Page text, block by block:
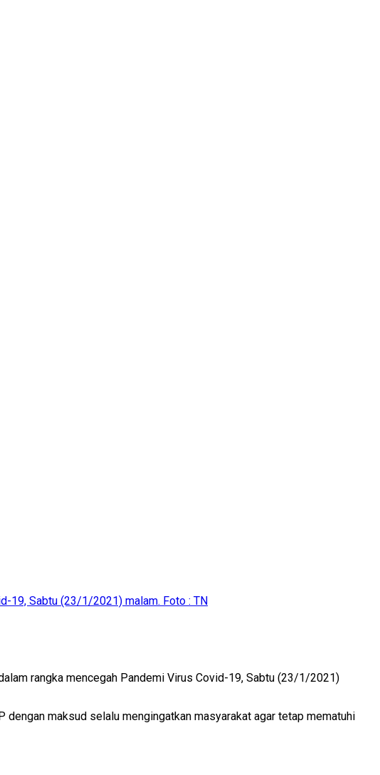
19, Sabtu (23/1/2021) malam. Foto : TN
rangka mencegah Pandemi Virus Covid-19, Sabtu (23/1/2021)
maksud selalu mengingatkan masyarakat agar tetap mematuhi